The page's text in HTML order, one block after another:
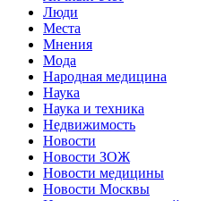
Люди
Места
Мнения
Мода
Народная медицина
Наука
Наука и техника
Недвижимость
Новости
Новости ЗОЖ
Новости медицины
Новости Москвы